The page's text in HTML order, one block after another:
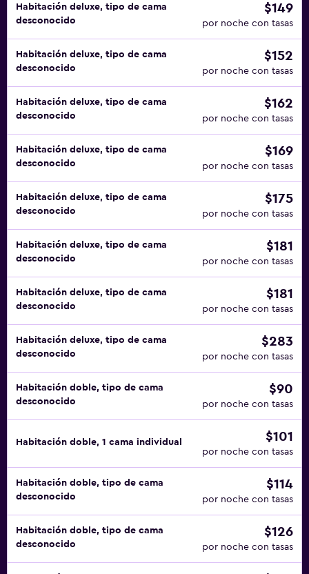
Habitación deluxe, tipo de cama
desconocido
$149
por noche con tasas
Habitación deluxe, tipo de cama
desconocido
$152
por noche con tasas
Habitación deluxe, tipo de cama
desconocido
$162
por noche con tasas
Habitación deluxe, tipo de cama
desconocido
$169
por noche con tasas
Habitación deluxe, tipo de cama
desconocido
$175
por noche con tasas
Habitación deluxe, tipo de cama
desconocido
$181
por noche con tasas
Habitación deluxe, tipo de cama
desconocido
$181
por noche con tasas
Habitación deluxe, tipo de cama
desconocido
$283
por noche con tasas
Habitación doble, tipo de cama
desconocido
$90
por noche con tasas
Habitación doble, 1 cama individual $101
por noche con tasas
Habitación doble, tipo de cama
desconocido
$114
por noche con tasas
Habitación doble, tipo de cama
desconocido
$126
por noche con tasas